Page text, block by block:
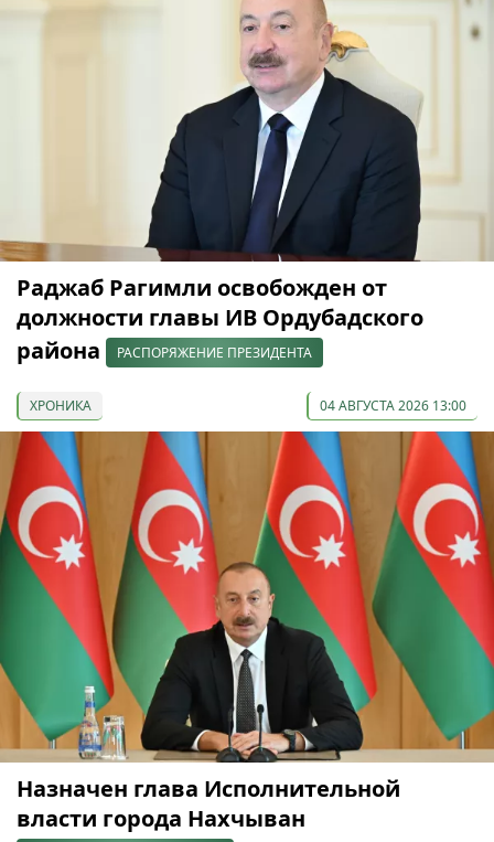
Раджаб Рагимли освобожден от
должности главы ИВ Ордубадского
района
РАСПОРЯЖЕНИЕ ПРЕЗИДЕНТА
ХРОНИКА 04 АВГУСТА 2026 13:00
Назначен глава Исполнительной
власти города Нахчыван